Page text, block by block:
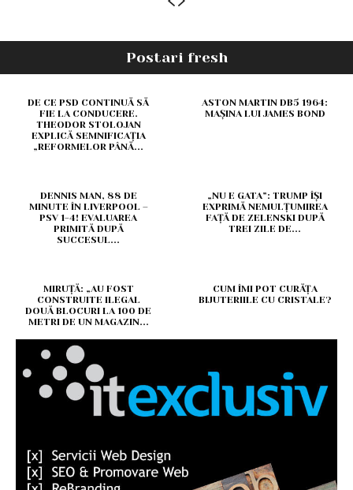
Postari fresh
DE CE PSD CONTINUĂ SĂ
FIE LA CONDUCERE.
THEODOR STOLOJAN
EXPLICĂ SEMNIFICAȚIA
„REFORMELOR PÂNĂ...
ASTON MARTIN DB5 1964:
MAȘINA LUI JAMES BOND
DENNIS MAN, 88 DE
MINUTE ÎN LIVERPOOL –
PSV 1-4! EVALUAREA
PRIMITĂ DUPĂ
SUCCESUL...
„NU E GATA”: TRUMP ÎȘI
EXPRIMĂ NEMULȚUMIREA
FAȚĂ DE ZELENSKI DUPĂ
TREI ZILE DE...
MIRUȚĂ: „AU FOST
CONSTRUITE ILEGAL
DOUĂ BLOCURI LA 100 DE
METRI DE UN MAGAZIN...
CUM ÎMI POT CURĂȚA
BIJUTERIILE CU CRISTALE?